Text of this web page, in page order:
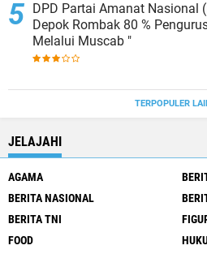
DPD Partai Amanat Nasional
Depok Rombak 80 %
Melalui Muscab "
TERPOPULER
JELAJAHI
AGAMA
BERITA NASIONAL
BERITA TNI
FOOD